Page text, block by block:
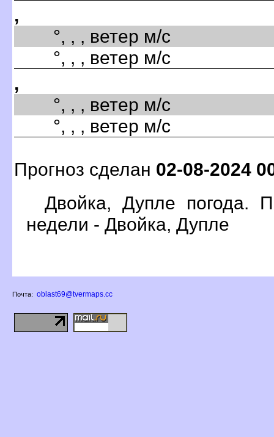
,
°, , , ветер м/с
°, , , ветер м/с
,
°, , , ветер м/с
°, , , ветер м/с
Прогноз сделан 02-08-2024
Двойка, Дупле погода.
недели - Двойка, Дупле
Почта: oblast69@tvermaps.cc